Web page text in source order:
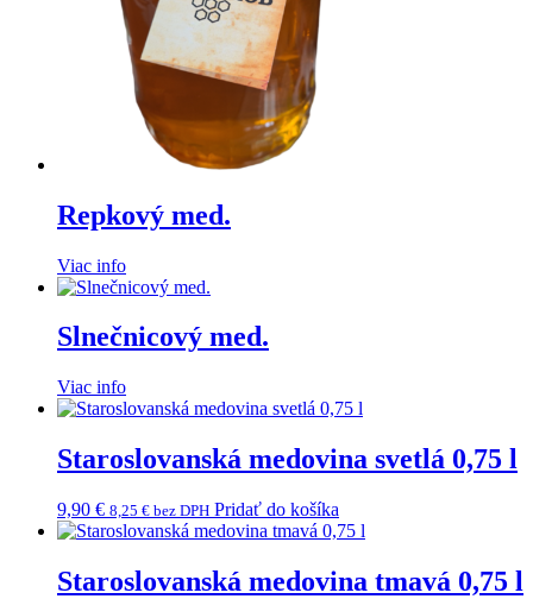
Repkový med.
Viac info
Slnečnicový med.
Viac info
Staroslovanská medovina svetlá 0,75 l
9,90 € 8,25 € bez DPH Pridať do košíka
Staroslovanská medovina tmavá 0,75 l